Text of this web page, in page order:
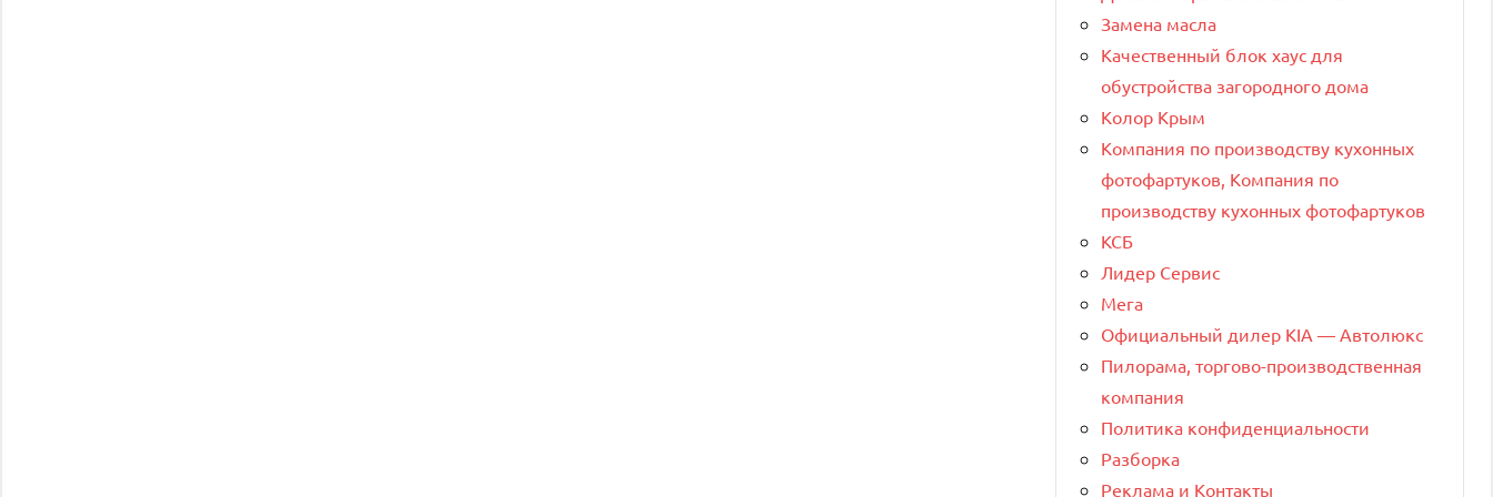
Замена масла
Качественный блок хаус для
обустройства загородного дома
Колор Крым
Компания по производству кухонных
фотофартуков, Компания по
производству кухонных фотофартуков
КСБ
Лидер Сервис
Мега
Официальный дилер KIA — Автолюкс
Пилорама, торгово-производственная
компания
Политика конфиденциальности
Разборка
Реклама и Контакты